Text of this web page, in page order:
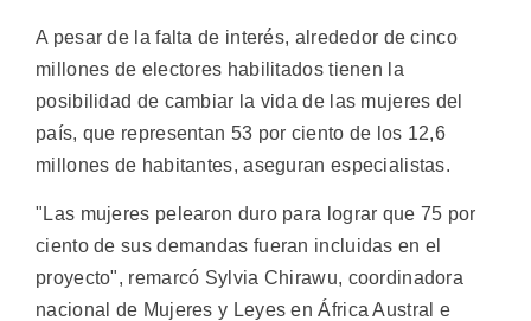
A pesar de la falta de interés, alrededor de cinco
millones de electores habilitados tienen la
posibilidad de cambiar la vida de las mujeres del
país, que representan 53 por ciento de los 12,6
millones de habitantes, aseguran especialistas.
"Las mujeres pelearon duro para lograr que 75 por
ciento de sus demandas fueran incluidas en el
proyecto", remarcó Sylvia Chirawu, coordinadora
nacional de Mujeres y Leyes en África Austral e